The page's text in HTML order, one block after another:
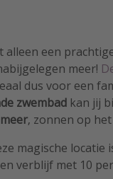
alleen een
meer!
dus voor een
zwembad kan jij
meer, zonnen op het
magische locatie
verblijf met 10